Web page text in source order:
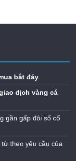
bắt đáy
dịch vàng cá
gần gấp đôi số cổ
theo yêu cầu của